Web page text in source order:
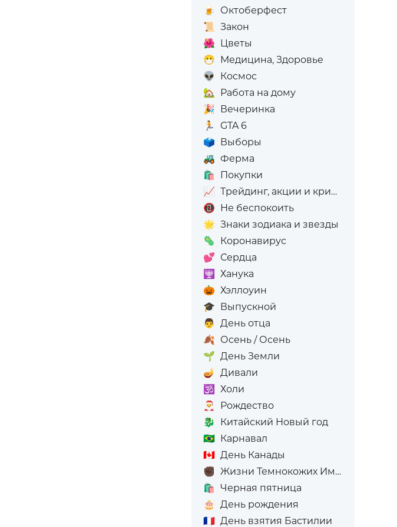
🍺
Октоберфест
📜 Закон
🌺 Цветы
😷 Медицина, Здоровье
👽
Космос
🏡
Работа на дому
🎉 Вечеринка
🏃
GTA 6
🗳️ Выборы
🚜 Ферма
🛍️
Покупки
📈 Трейдинг, акции и криптовалюта
📵 Не беспокоить
🌟 Знаки зодиака и звезды
🦠 Коронавирус
💕 Сердца
🕎
Ханука
🎃 Хэллоуин
🎓 Выпускной
👨 День отца
🍂 Осень / Осень
🌱 День Земли
🪔 Дивали
🕉️
Холи
🎅
Рождество
🐉
Китайский Новый год
🇧🇷 Карнавал
🇨🇦 День Канады
✊🏿 Жизни Темнокожих Имеют Значение
🛍️
Черная пятница
🎂
День рождения
🇫🇷 День взятия Бастилии